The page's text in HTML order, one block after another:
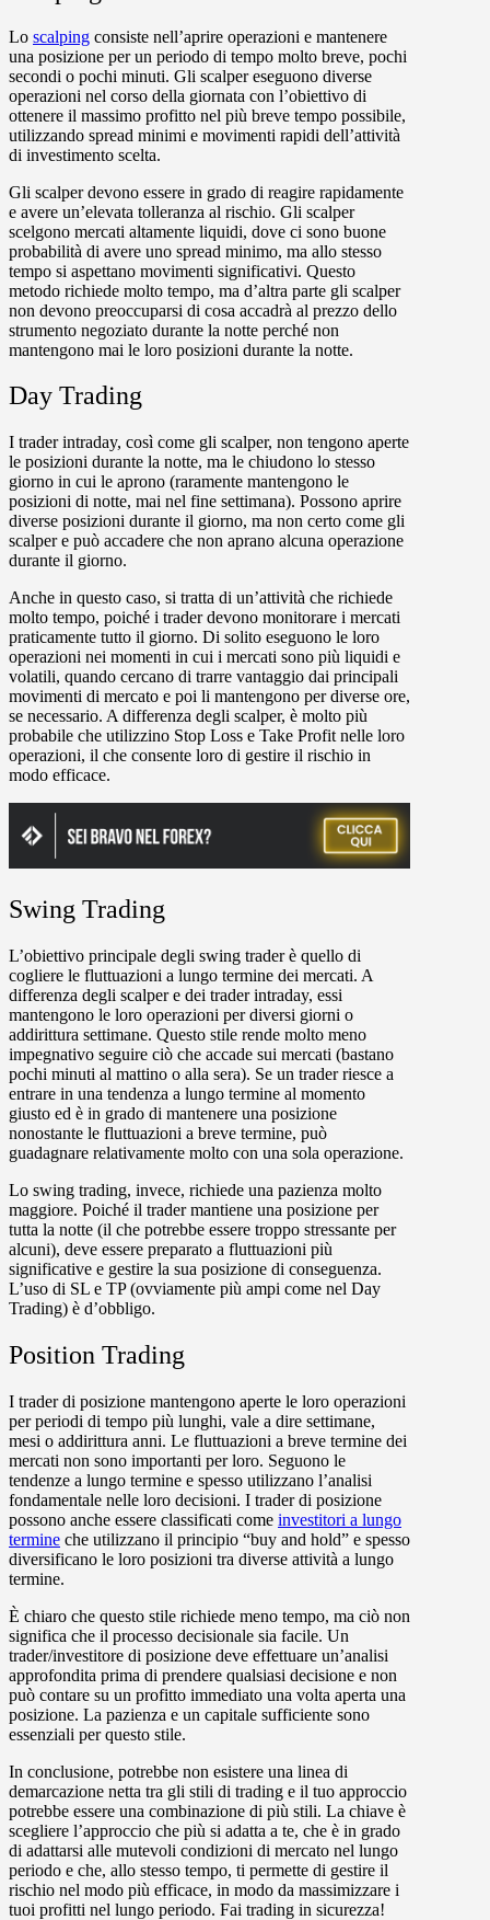
Lo scalping consiste nell’aprire operazioni e mantenere
una posizione per un periodo di tempo molto breve, pochi
secondi o pochi minuti. Gli scalper eseguono diverse
operazioni nel corso della giornata con l’obiettivo di
ottenere il massimo profitto nel più breve tempo possibile,
utilizzando spread minimi e movimenti rapidi dell’attività
di investimento scelta.
Gli scalper devono essere in grado di reagire rapidamente
e avere un’elevata tolleranza al rischio. Gli scalper
scelgono mercati altamente liquidi, dove ci sono buone
probabilità di avere uno spread minimo, ma allo stesso
tempo si aspettano movimenti significativi. Questo
metodo richiede molto tempo, ma d’altra parte gli scalper
non devono preoccuparsi di cosa accadrà al prezzo dello
strumento negoziato durante la notte perché non
mantengono mai le loro posizioni durante la notte.
Day Trading
I trader intraday, così come gli scalper, non tengono aperte
le posizioni durante la notte, ma le chiudono lo stesso
giorno in cui le aprono (raramente mantengono le
posizioni di notte, mai nel fine settimana). Possono aprire
diverse posizioni durante il giorno, ma non certo come gli
scalper e può accadere che non aprano alcuna operazione
durante il giorno.
Anche in questo caso, si tratta di un’attività che richiede
molto tempo, poiché i trader devono monitorare i mercati
praticamente tutto il giorno. Di solito eseguono le loro
operazioni nei momenti in cui i mercati sono più liquidi e
volatili, quando cercano di trarre vantaggio dai principali
movimenti di mercato e poi li mantengono per diverse ore,
se necessario. A differenza degli scalper, è molto più
probabile che utilizzino Stop Loss e Take Profit nelle loro
operazioni, il che consente loro di gestire il rischio in
modo efficace.
Swing Trading
L’obiettivo principale degli swing trader è quello di
cogliere le fluttuazioni a lungo termine dei mercati. A
differenza degli scalper e dei trader intraday, essi
mantengono le loro operazioni per diversi giorni o
addirittura settimane. Questo stile rende molto meno
impegnativo seguire ciò che accade sui mercati (bastano
pochi minuti al mattino o alla sera). Se un trader riesce a
entrare in una tendenza a lungo termine al momento
giusto ed è in grado di mantenere una posizione
nonostante le fluttuazioni a breve termine, può
guadagnare relativamente molto con una sola operazione.
Lo swing trading, invece, richiede una pazienza molto
maggiore. Poiché il trader mantiene una posizione per
tutta la notte (il che potrebbe essere troppo stressante per
alcuni), deve essere preparato a fluttuazioni più
significative e gestire la sua posizione di conseguenza.
L’uso di SL e TP (ovviamente più ampi come nel Day
Trading) è d’obbligo.
Position Trading
I trader di posizione mantengono aperte le loro operazioni
per periodi di tempo più lunghi, vale a dire settimane,
mesi o addirittura anni. Le fluttuazioni a breve termine dei
mercati non sono importanti per loro. Seguono le
tendenze a lungo termine e spesso utilizzano l’analisi
fondamentale nelle loro decisioni. I trader di posizione
possono anche essere classificati come investitori a lungo
termine che utilizzano il principio “buy and hold” e spesso
diversificano le loro posizioni tra diverse attività a lungo
termine.
È chiaro che questo stile richiede meno tempo, ma ciò non
significa che il processo decisionale sia facile. Un
trader/investitore di posizione deve effettuare un’analisi
approfondita prima di prendere qualsiasi decisione e non
può contare su un profitto immediato una volta aperta una
posizione. La pazienza e un capitale sufficiente sono
essenziali per questo stile.
In conclusione, potrebbe non esistere una linea di
demarcazione netta tra gli stili di trading e il tuo approccio
potrebbe essere una combinazione di più stili. La chiave è
scegliere l’approccio che più si adatta a te, che è in grado
di adattarsi alle mutevoli condizioni di mercato nel lungo
periodo e che, allo stesso tempo, ti permette di gestire il
rischio nel modo più efficace, in modo da massimizzare i
tuoi profitti nel lungo periodo. Fai trading in sicurezza!